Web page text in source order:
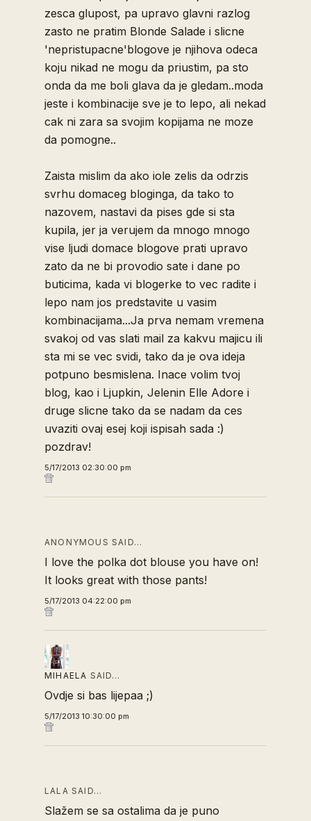
zesca glupost, pa upravo glavni razlog
zasto ne pratim Blonde Salade i slicne
'nepristupacne'blogove je njihova odeca
koju nikad ne mogu da priustim, pa sto
onda da me boli glava da je gledam..moda
jeste i kombinacije sve je to lepo, ali nekad
cak ni zara sa svojim kopijama ne moze
da pomogne..
Zaista mislim da ako iole zelis da odrzis
svrhu domaceg bloginga, da tako to
nazovem, nastavi da pises gde si sta
kupila, jer ja verujem da mnogo mnogo
vise ljudi domace blogove prati upravo
zato da ne bi provodio sate i dane po
buticima, kada vi blogerke to vec radite i
lepo nam jos predstavite u vasim
kombinacijama...Ja prva nemam vremena
svakoj od vas slati mail za kakvu majicu ili
sta mi se vec svidi, tako da je ova ideja
potpuno besmislena. Inace volim tvoj
blog, kao i Ljupkin, Jelenin Elle Adore i
druge slicne tako da se nadam da ces
uvaziti ovaj esej koji ispisah sada :)
pozdrav!
5/17/2013 02:30:00 pm
ANONYMOUS SAID…
I love the polka dot blouse you have on!
It looks great with those pants!
5/17/2013 04:22:00 pm
MIHAELA SAID…
Ovdje si bas lijepaa ;)
5/17/2013 10:30:00 pm
LALA SAID…
Slažem se sa ostalima da je puno